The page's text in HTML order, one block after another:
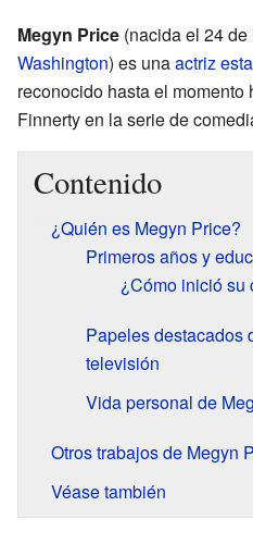
Megyn Price (nacida el 24
Washington) es unaactriz
reconocido hasta el
Finnerty en la serie de
Contenido
¿Quién es Megyn Price?
Primeros años y
¿Cómo inició su
Papeles destacados
televisión
Vida personal de
Otros trabajos de Megyn
Véase también